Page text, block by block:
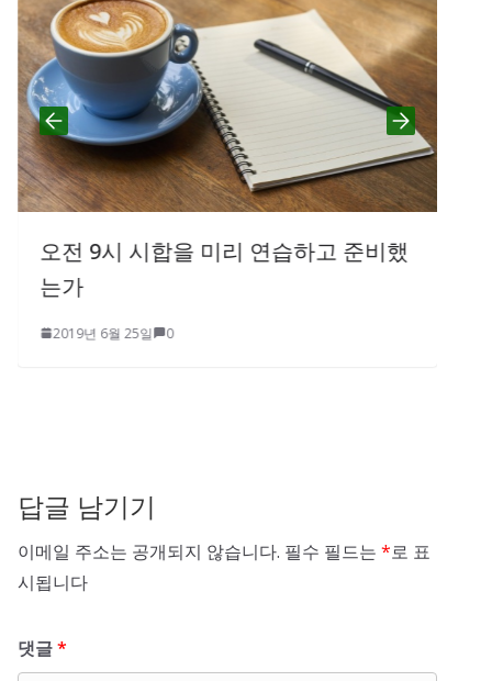
하고 준비했
“자기 생각을 분명하게 말하
답글 남기기
이메일 주소는 공개되지 않습니다. 필수 필드는 *로 표
시됩니다
댓글*